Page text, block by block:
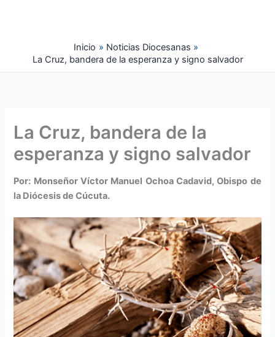
Inicio
Noticias Diocesanas
La Cruz, bandera de la esperanza y signo salvador
La Cruz, bandera de la
esperanza y signo salvador
Por: Monseñor Víctor Manuel Ochoa Cadavid, Obispo de
la Diócesis de Cúcuta.